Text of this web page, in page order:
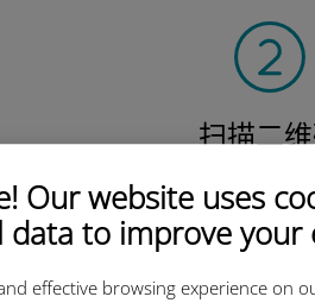
Our website uses
data to improve your
effective browsing experience on
扫描二
安装Ubigi
简单！